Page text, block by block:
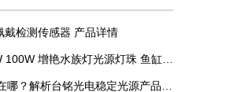
戴检测传感器 产品详情
台铭光电 50W 60W 70W 100W 增艳水族灯光源灯珠 鱼缸水草 LED 灯珠 海水缸龙鱼珊瑚照明光源